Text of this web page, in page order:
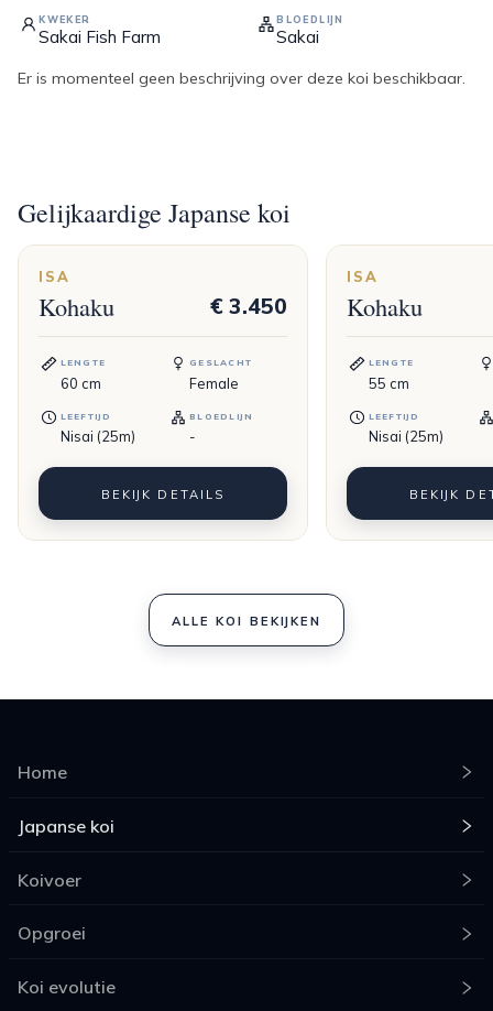
KWEKER
Sakai Fish Farm
BLOEDLIJN
Sakai
Er is momenteel geen beschrijving over deze koi beschikbaar.
Gelijkaardige Japanse koi
ISA
Kohaku € 3.450
LENGTE
60 cm
GESLACHT
Female
LEEFTIJD
Nisai (25m)
BLOEDLIJN
-
BEKIJK DETAILS
ISA
Kohaku
LENGTE
55 cm
LEEFTIJD
Nisai (25m)
BEKIJK
ALLE KOI BEKIJKEN
Home
Japanse koi
Koivoer
Opgroei
Koi evolutie